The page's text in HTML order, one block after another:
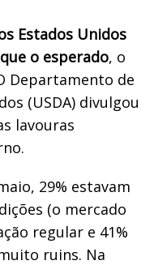
Estados Unidos
o esperado, o
Departamento de
(USDA) divulgou
lavouras
29% estavam
(o mercado
regular e 41%
ruins. Na